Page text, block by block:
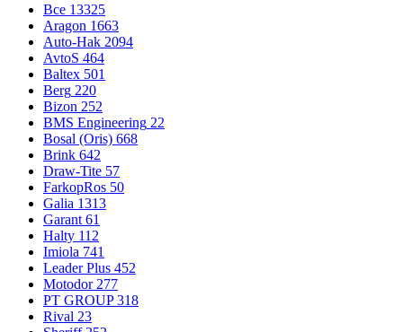
Все 13325
Aragon 1663
Auto-Hak 2094
AvtoS 464
Baltex 501
Berg 220
Bizon 252
BMS Engineering 22
Bosal (Oris) 668
Brink 642
Draw-Tite 57
FarkopRos 50
Galia 1313
Garant 61
Halty 112
Imiola 741
Leader Plus 452
Motodor 277
PT GROUP 318
Rival 23